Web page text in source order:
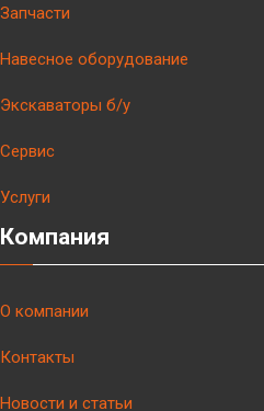
Запчасти
Навесное оборудование
Экскаваторы б/у
Сервис
Услуги
Компания
О компании
Контакты
Новости и статьи